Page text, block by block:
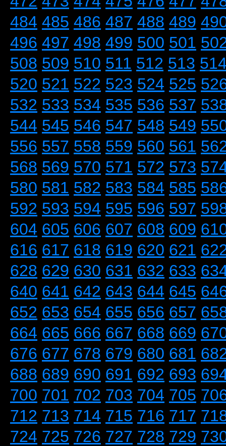
484 485 486 487 488 489
496 497 498 499 500 501
508 509 510 511 512 513
520 521 522 523 524 525
532 533 534 535 536 537
544 545 546 547 548 549
556 557 558 559 560 561
568 569 570 571 572 573
580 581 582 583 584 585
592 593 594 595 596 597
604 605 606 607 608 609
616 617 618 619 620 621
628 629 630 631 632 633
640 641 642 643 644 645
652 653 654 655 656 657
664 665 666 667 668 669
676 677 678 679 680 681
688 689 690 691 692 693
700 701 702 703 704 705
712 713 714 715 716 717
724 725 726 727 728 729